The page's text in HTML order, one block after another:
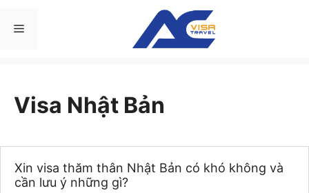
đến Menu
Visa Nhật Bản
Xin visa thăm thân Nhật Bản có khó không và
cần lưu ý những gì?